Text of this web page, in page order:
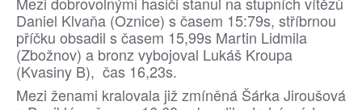
Daniel Klvaňa (Oznice) s časem 15:79s, stříbrnou
příčku obsadil s časem 15,99s Martin Lidmila
(Zbožnov) a bronz vybojoval Lukáš Kroupa
(Kvasiny B), čas 16,23s.
Mezi ženami kralovala již zmíněná Šárka Jiroušová